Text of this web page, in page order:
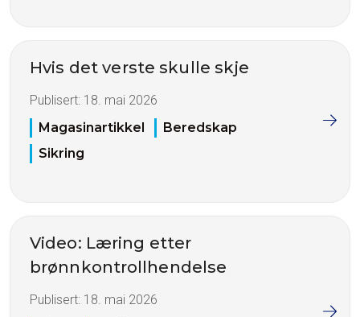
Hvis det verste skulle skje
Publisert: 18. mai 2026
Magasinartikkel
Beredskap
Sikring
Video: Læring etter
brønnkontrollhendelse
Publisert: 18. mai 2026